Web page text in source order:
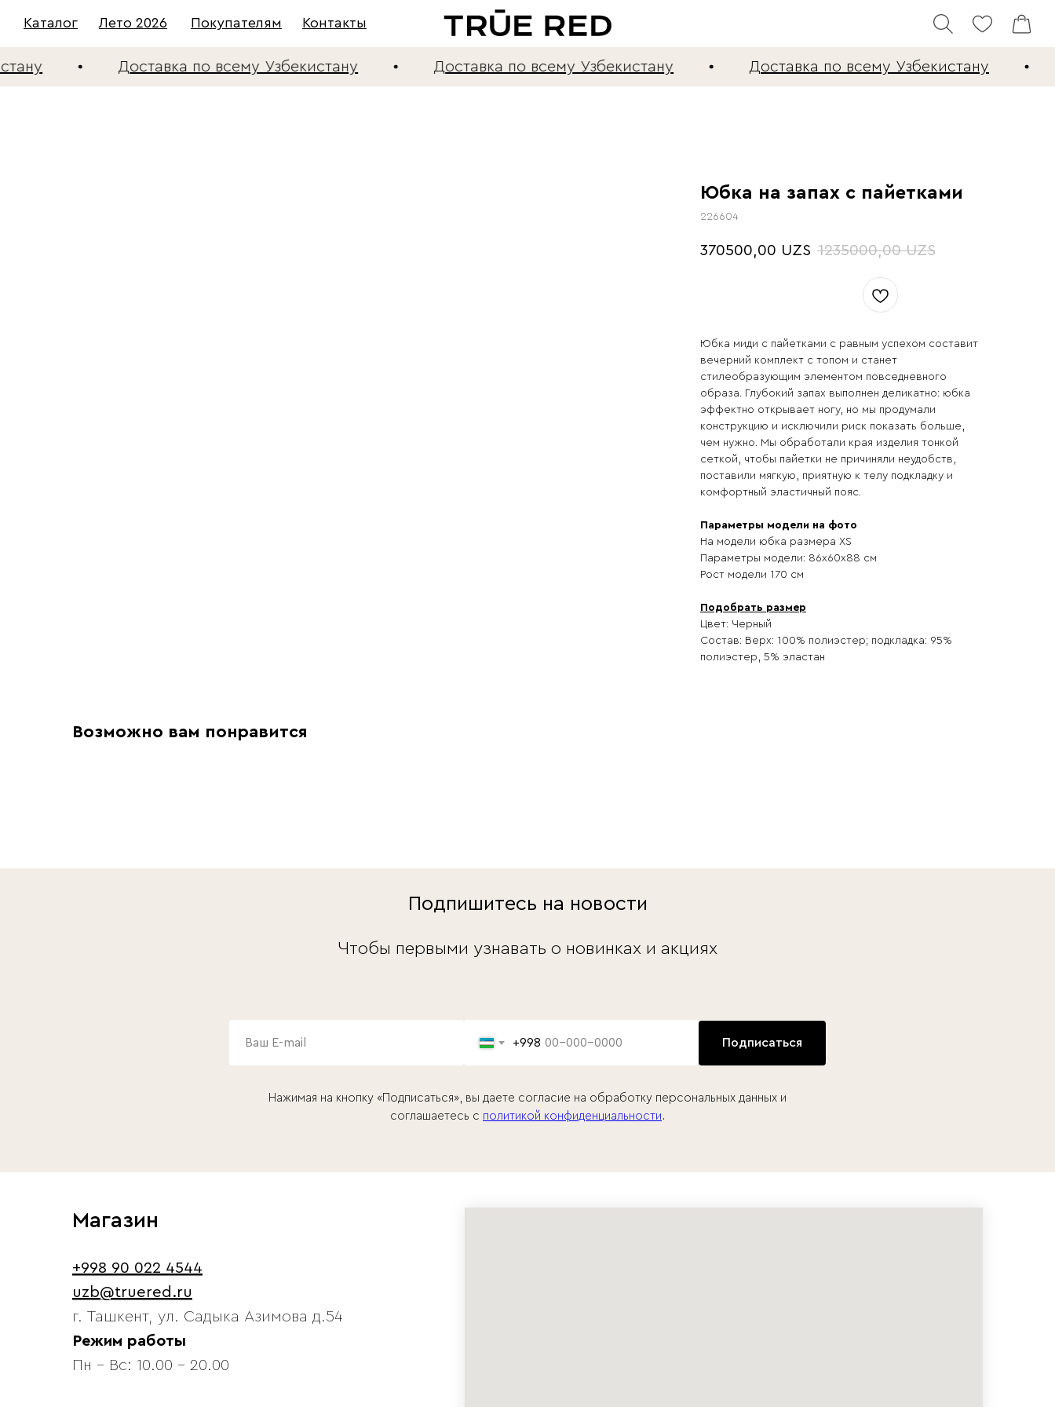
Каталог Лето 2026 Покупателям Контакты
Доставка по всему Узбекистану Доставка по всему Узбекистану Доставка по всему Узбекистану
Юбка на запах с пайетками
226604
370500,00 UZS 1235000,00 UZS
Юбка миди с пайетками с равным успехом составит
вечерний комплект с топом и станет
стилеобразующим элементом повседневного
образа. Глубокий запах выполнен деликатно: юбка
эффектно открывает ногу, но мы продумали
конструкцию и исключили риск показать больше,
чем нужно. Мы обработали края изделия тонкой
сеткой, чтобы пайетки не причиняли неудобств,
поставили мягкую, приятную к телу подкладку и
комфортный эластичный пояс.
Параметры модели на фото
На модели юбка размера XS
Параметры модели: 86х60х88 см
Рост модели 170 см
Подобрать размер
Цвет: Черный
Состав: Верх: 100% полиэстер; подкладка: 95%
полиэстер, 5% эластан
Возможно вам понравится
Подпишитесь на новости
Чтобы первыми узнавать о новинках и акциях
+998 Подписаться
Нажимая на кнопку «Подписаться», вы даете согласие на обработку персональных данных и
соглашаетесь c политикой конфиденциальности .
Магазин
+998 90 022 4544
uzb@truered.ru
г. Ташкент, ул. Садыка Азимова д.54
Режим работы
Пн - Вс: 10.00 - 20.00